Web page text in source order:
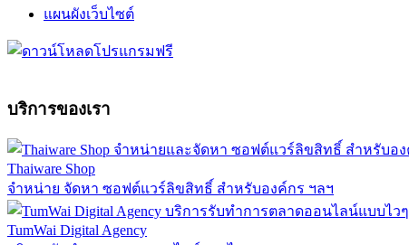
แผนผังเว็บไซต์
บริการของเรา
Thaiware Shop
จำหน่าย จัดหา ซอฟต์แวร์ลิขสิทธิ์ สำหรับองค์กร ฯลฯ
TumWai Digital Agency